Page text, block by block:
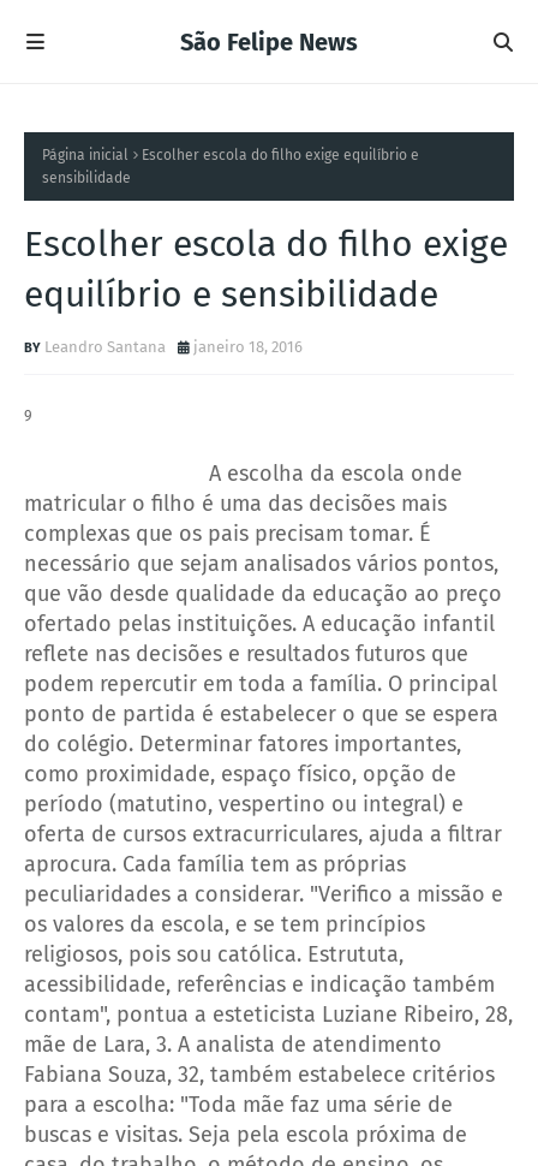
São Felipe News
Página inicial
Escolher escola do filho exige equilíbrio e
sensibilidade
Escolher escola do filho exige
equilíbrio e sensibilidade
Leandro Santana janeiro 18, 2016
9
A escolha da escola onde
matricular o filho é uma das decisões mais
complexas que os pais precisam tomar. É
necessário que sejam analisados vários pontos,
que vão desde qualidade da educação ao preço
ofertado pelas instituições. A educação infantil
reflete nas decisões e resultados futuros que
podem repercutir em toda a família. O principal
ponto de partida é estabelecer o que se espera
do colégio. Determinar fatores importantes,
como proximidade, espaço físico, opção de
período (matutino, vespertino ou integral) e
oferta de cursos extracurriculares, ajuda a filtrar
aprocura. Cada família tem as próprias
peculiaridades a considerar. "Verifico a missão e
os valores da escola, e se tem princípios
religiosos, pois sou católica. Estrututa,
acessibilidade, referências e indicação também
contam", pontua a esteticista Luziane Ribeiro, 28,
mãe de Lara, 3. A analista de atendimento
Fabiana Souza, 32, também estabelece critérios
para a escolha: "Toda mãe faz uma série de
buscas e visitas. Seja pela escola próxima de